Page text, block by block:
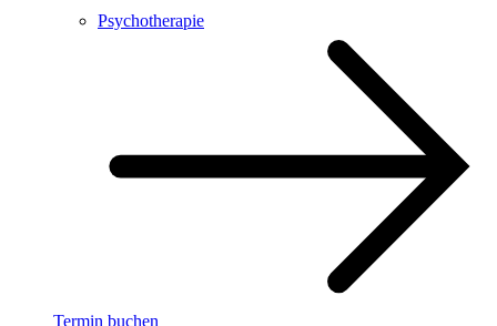
Psychotherapie
Termin buchen